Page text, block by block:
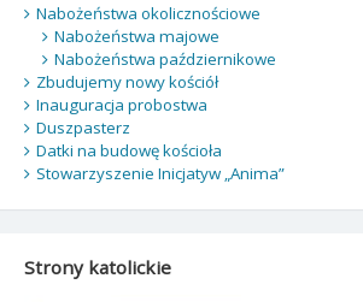
Nabożeństwa okolicznościowe
Nabożeństwa majowe
Nabożeństwa październikowe
Zbudujemy nowy kościół
Inauguracja probostwa
Duszpasterz
Datki na budowę kościoła
Stowarzyszenie Inicjatyw „Anima”
Strony katolickie